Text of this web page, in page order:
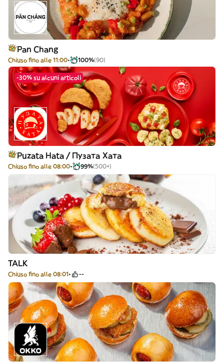
Pan Chang
Chiuso fino alle 11:00 100%(90)
-30% su alcuni articoli
Puzata Hata / Пузата Хата
Chiuso fino alle 08:00 99%(500+)
TALK
Chiuso fino alle 08:01 --